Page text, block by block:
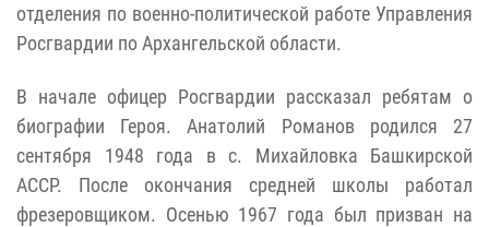
отделения по военно-политической работе Управления
Росгвардии по Архангельской области.
В начале офицер Росгвардии рассказал ребятам о
биографии Героя. Анатолий Романов родился 27
сентября 1948 года в с. Михайловка Башкирской
АССР. После окончания средней школы работал
фрезеровщиком. Осенью 1967 года был призван на